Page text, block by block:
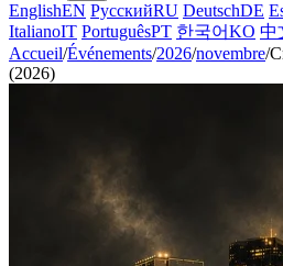
EnglishEN РусскийRU DeutschDE
ItalianoIT PortuguêsPT 한국어KO 中
Accueil/Événements/2026/novembre/
(2026)